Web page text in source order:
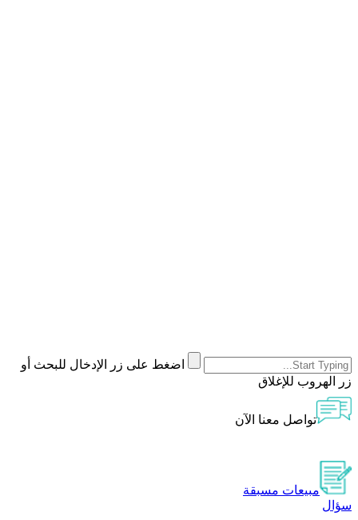
اضغط على زر الإدخال للبحث أو
زر الهروب للإغلاق
تواصل معنا الآن
مبيعات مسبقة
سؤال